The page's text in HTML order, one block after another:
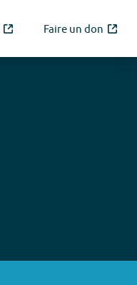
Faire un don